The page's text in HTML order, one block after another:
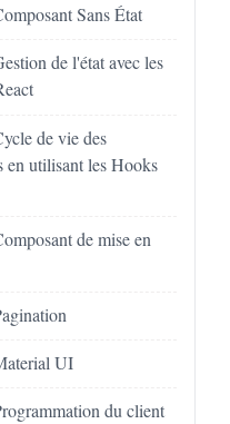
Sans État
de l'état avec les
de vie des
en utilisant les Hooks
de mise en
UI
du client